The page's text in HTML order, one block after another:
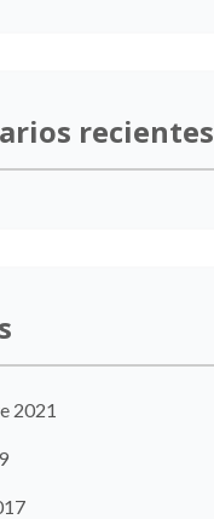
recientes
2021